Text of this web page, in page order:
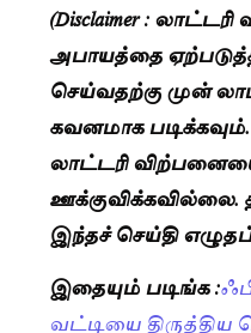
(Disclaimer :
அபாயத்தை
செய்வதற்கு முன்
கவனமாக
லாட்டரி
ஊக்குவிக்கவில்லை.
இந்தச் செய்தி
இதையும் படிங்க :
வட்டியை திருத்திய